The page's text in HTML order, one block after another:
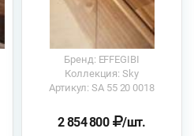
Бренд: EFFEGIBI
Коллекция: Sky
Артикул: SA 55 20 0018
2 854 800 /шт.